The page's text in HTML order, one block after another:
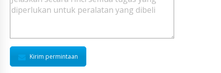
Kirim permintaan